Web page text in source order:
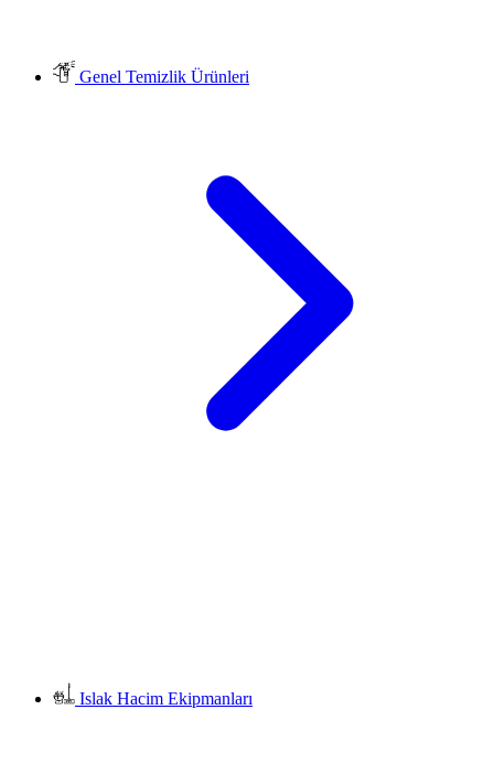
Genel Temizlik Ürünleri
Islak Hacim Ekipmanları